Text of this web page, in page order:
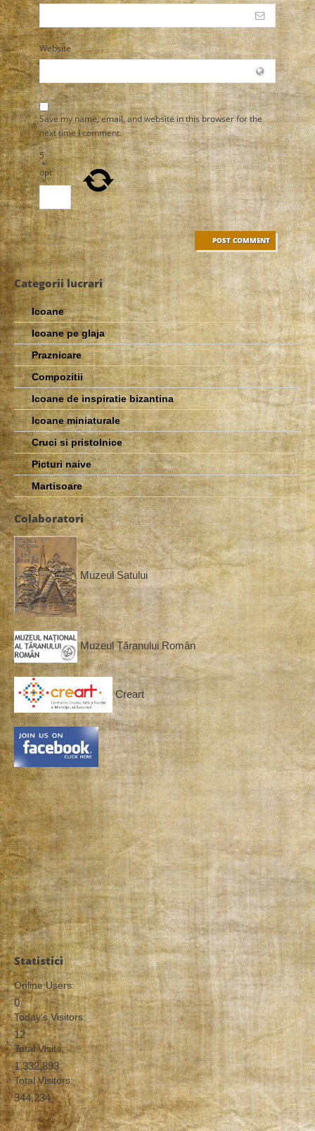
Website
Save my name, email, and website in this browser for the
next time I comment.
5
+
opt
=
Categorii lucrari
Icoane
Icoane pe glaja
Praznicare
Compozitii
Icoane de inspiratie bizantina
Icoane miniaturale
Cruci si pristolnice
Picturi naive
Martisoare
Colaboratori
Muzeul Satului
Muzeul Țăranului Român
Creart
Statistici
Online Users:
0
Today's Visitors:
12
Total Visits:
1,332,893
Total Visitors:
344,234